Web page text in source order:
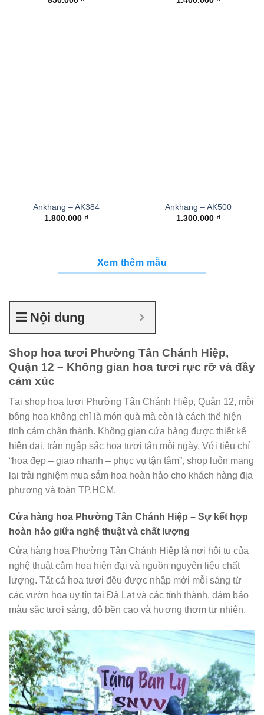
Ankhang – AK384
1.800.000 ₫
Ankhang – AK500
1.300.000 ₫
Xem thêm mẫu
Nội dung
Shop hoa tươi Phường Tân Chánh Hiệp,
Quận 12 – Không gian hoa tươi rực rỡ và đầy
cảm xúc
Tại shop hoa tươi Phường Tân Chánh Hiệp, Quận 12, mỗi
bông hoa không chỉ là món quà mà còn là cách thể hiện
tình cảm chân thành. Không gian cửa hàng được thiết kế
hiện đại, tràn ngập sắc hoa tươi tắn mỗi ngày. Với tiêu chí
“hoa đẹp – giao nhanh – phục vụ tận tâm”, shop luôn mang
lại trải nghiệm mua sắm hoa hoàn hảo cho khách hàng địa
phương và toàn TP.HCM.
Cửa hàng hoa Phường Tân Chánh Hiệp – Sự kết hợp
hoàn hảo giữa nghệ thuật và chất lượng
Cửa hàng hoa Phường Tân Chánh Hiệp là nơi hội tụ của
nghệ thuật cắm hoa hiện đại và nguồn nguyên liệu chất
lượng. Tất cả hoa tươi đều được nhập mới mỗi sáng từ
các vườn hoa uy tín tại Đà Lạt và các tỉnh thành, đảm bảo
màu sắc tươi sáng, độ bền cao và hương thơm tự nhiên.